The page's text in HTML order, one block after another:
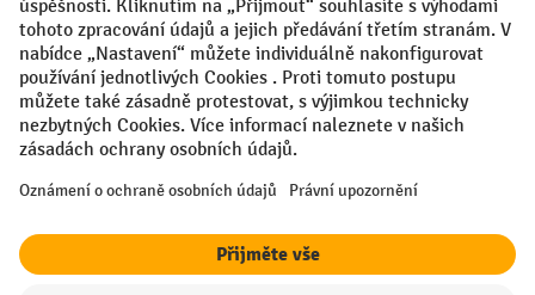
VODP Otisk
Prohlášení o ochraně osobních údajů
Nastavení ochrany osobních údajů
All prices excl. VAT plus shipping costs and possible delivery charges,
if not stated otherwise.